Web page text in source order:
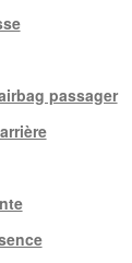
passager